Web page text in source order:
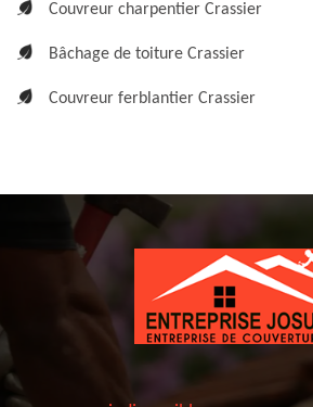
Couvreur charpentier Crassier
Bâchage de toiture Crassier
Couvreur ferblantier Crassier